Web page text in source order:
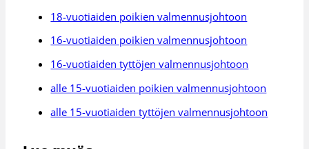
18-vuotiaiden poikien valmennusjohtoon
16-vuotiaiden poikien valmennusjohtoon
16-vuotiaiden tyttöjen valmennusjohtoon
alle 15-vuotiaiden poikien valmennusjohtoon
alle 15-vuotiaiden tyttöjen valmennusjohtoon